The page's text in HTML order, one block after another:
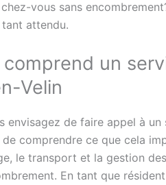
vous sans
attendu.
un
Velin
envisagez de faire appel à
comprendre ce que cela
le transport et la gestion
En tant que